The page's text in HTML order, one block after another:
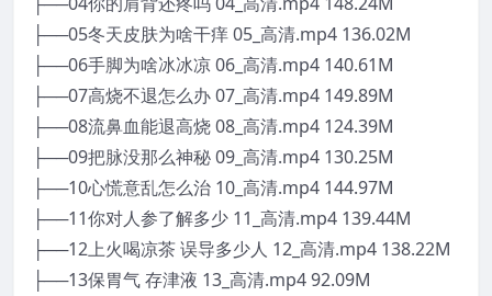
├──05冬天皮肤为啥干痒 05_高清.mp4 136.02M
├──06手脚为啥冰冰凉 06_高清.mp4 140.61M
├──07高烧不退怎么办 07_高清.mp4 149.89M
├──08流鼻血能退高烧 08_高清.mp4 124.39M
├──09把脉没那么神秘 09_高清.mp4 130.25M
├──10心慌意乱怎么治 10_高清.mp4 144.97M
├──11你对人参了解多少 11_高清.mp4 139.44M
├──12上火喝凉茶 误导多少人 12_高清.mp4 138.22M
├──13保胃气 存津液 13_高清.mp4 92.09M